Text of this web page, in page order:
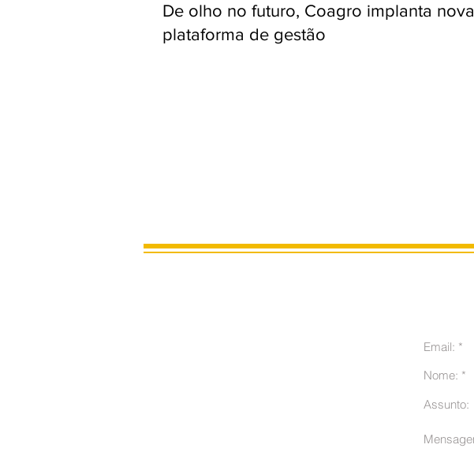
De olho no futuro, Coagro implanta nova
plataforma de gestão